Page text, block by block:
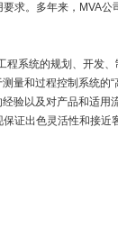
求。多年来，MVA
系统的规划、开发
量和过程控制系统的
验以及对产品和适用
证出色灵活性和接近